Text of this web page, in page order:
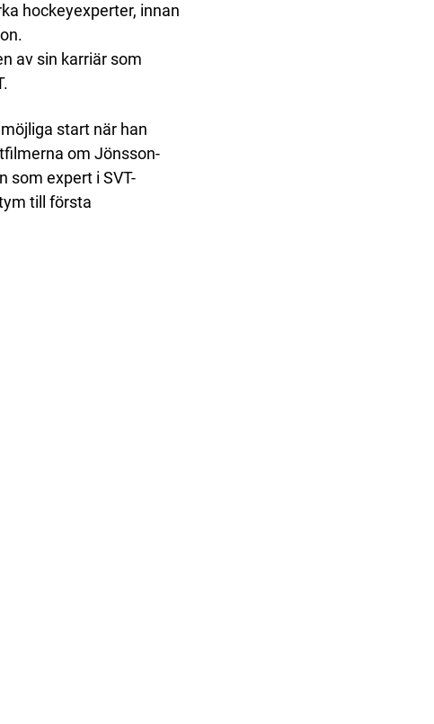
hockeyexperter, innan
av sin karriär som
start när han
om Jönsson-
som expert i SVT-
till första